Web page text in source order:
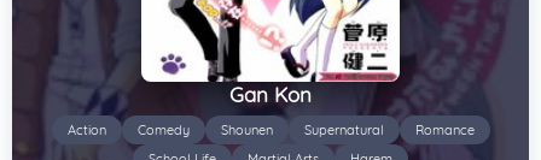
Gan Kon
Action Comedy Shounen Supernatural
Romance